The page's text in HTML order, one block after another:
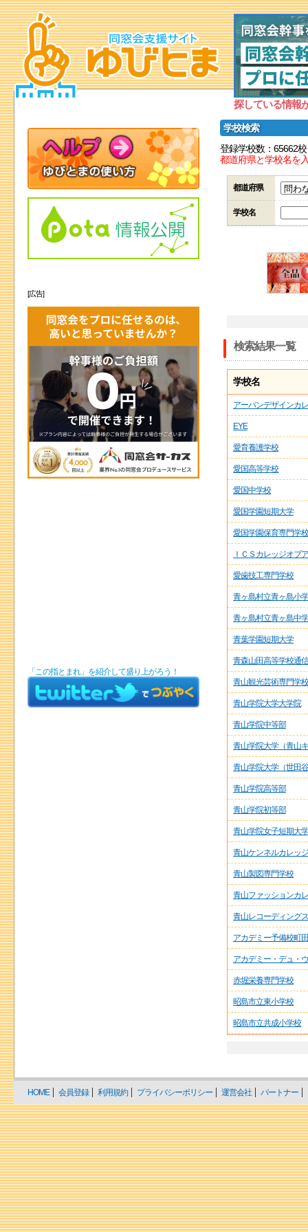
探している情報
学校検索
登録学校数：65662校
都道府県と学校名を
都道府県
学校名
検索結果一覧
学校名
アーバンデザインカ
EYE
愛育養護学校
愛国高等学校
愛国中学校
愛国学園短期大学
愛国学園保育専門学校
ＩＣＳカレッジオブ
愛歯技工専門学校
青ヶ島村立青ヶ島小
青ヶ島村立青ヶ島中
青葉学園短期大学
青森山田高等学校通
青山観光芸術専門学校
青山学院大学大学院
青山学院中等部
青山学院大学（青山
青山学院大学（世田
青山学院高等部
青山学院初等部
青山学院女子短期大学
青山ケンネルカレッジ
青山製図専門学校
青山ファッションカ
青山レコーディング
アカデミー予備校町
アカデミー・デュ・
赤堀栄養専門学校
昭島市立東小学校
昭島市立共成小学校
[広告]
「この指とまれ」を紹介して盛り上がろう！
HOME 会員登録 利用規約 プライバシーポリシー 運営会社 パートナー